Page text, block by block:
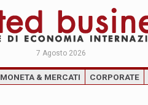
7 Agosto 2026
MONETA & MERCATI CORPORATE